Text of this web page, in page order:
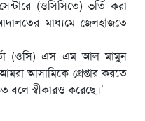
(ওসিসিতে) ভর্তি করা
মাধ্যমে জেলহাজতে
(ওসি) এস এম আল মামুন
আসামিকে গ্রেপ্তার করতে
বলে স্বীকারও করেছে।’